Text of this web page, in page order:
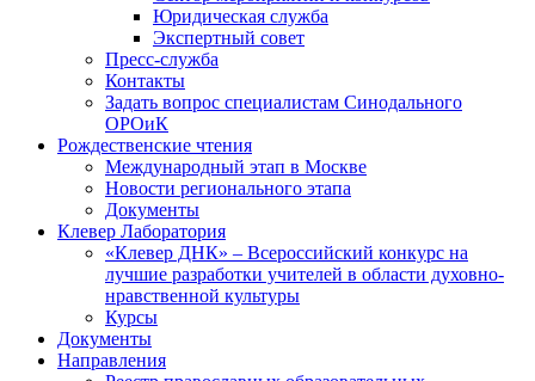
Юридическая служба
Экспертный совет
Пресс-служба
Контакты
Задать вопрос специалистам Синодального
ОРОиК
Рождественские чтения
Международный этап в Москве
Новости регионального этапа
Документы
Клевер Лаборатория
«Клевер ДНК» – Всероссийский конкурс на
лучшие разработки учителей в области духовно-
нравственной культуры
Курсы
Документы
Направления